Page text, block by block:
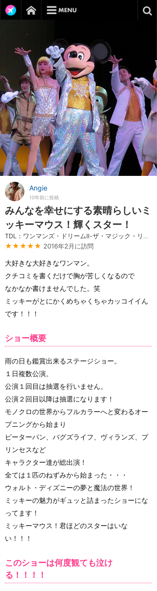
Angie
10年前に投稿
みんなを幸せにする素晴らしいミ
ッキーマウス！輝くスター！
TDL：ワンマンズ・ドリームⅡ-ザ・マジック・リブズ・オン
★★★★★ 2016年2月に訪問
大好きな大好きなワンマン。
クチコミを書くだけで胸が苦しくなるので
なかなか書けませんでした。笑
ミッキーがとにかくめちゃくちゃカッコイイん
です！！！
ショー概要
雨の日も鑑賞出来るステージショー。
１日複数公演。
公演１回目は抽選を行いません。
公演２回目以降は抽選になります！
モノクロの世界からフルカラーへと変わるオー
プニングから始まり
ピーターパン、バグズライフ、ヴィランズ、プ
リンセスなど
キャラクター達が総出演！
全ては１匹のねずみから始まった・・・
ウォルト・ディズニーの夢と魔法の世界！
ミッキーの魅力がギュッと詰まったショーにな
ってます！
ミッキーマウス！君ほどのスターはいな
い！！！
このショーは何度観ても泣け
る！！！！